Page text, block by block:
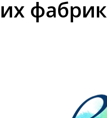
фабрик